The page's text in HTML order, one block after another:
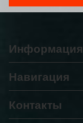
Информация
Навигация
Контакты